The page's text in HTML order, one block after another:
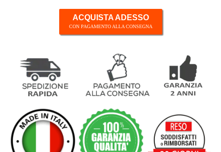
ACQUISTA ADESSO
CON PAGAMENTO ALLA CONSEGNA